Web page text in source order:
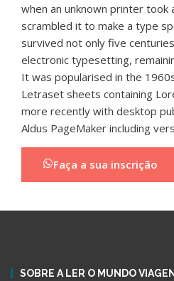
when an unknown printer took
scrambled it to make a type
survived not only five
electronic typesetting,
It was popularised in the
Letraset sheets containing
more recently with desktop
Aldus PageMaker including
Faça a sua inscrição
SOBRE A LER O MUNDO